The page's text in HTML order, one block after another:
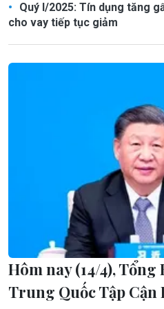
Quý I/2025: Tín dụng tăng
cho vay tiếp tục giảm
Hôm nay (14/4),
Trung Quốc Tập Cận